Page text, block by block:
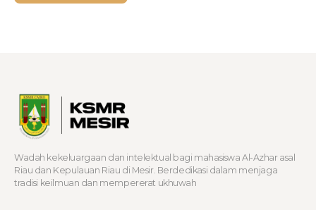
Wadah kekeluargaan dan intelektual bagi mahasiswa Al-Azhar asal
Riau dan Kepulauan Riau di Mesir. Berdedikasi dalam menjaga
tradisi keilmuan dan mempererat ukhuwah